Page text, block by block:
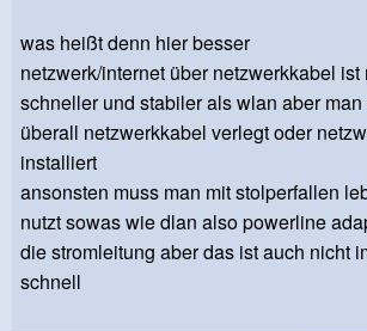
was heißt denn hier besser
netzwerk/internet über netzwerkkabel ist
schneller und stabiler als wlan aber
überall netzwerkkabel verlegt oder
installiert
ansonsten muss man mit stolperfallen
nutzt sowas wie dlan also powerline
die stromleitung aber das ist auch nicht
schnell